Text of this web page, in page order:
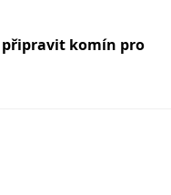
připravit komín pro